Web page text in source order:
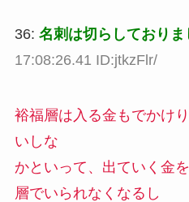
36: 名刺は切らしておりま
17:08:26.41 ID:jtkzFlr/
裕福層は入る金もでかけ
いしな
かといって、出ていく金
層でいられなくなるし